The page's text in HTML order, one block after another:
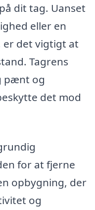
dit tag. Uanset
eller en
det vigtigt at
Tagrens
pænt og
det mod
for at fjerne
opbygning, der
og